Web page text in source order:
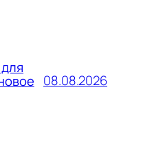
08.08.2026